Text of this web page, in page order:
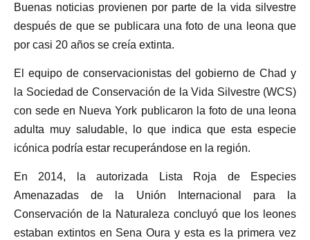
Buenas noticias provienen por parte de la vida silvestre
después de que se publicara una foto de una leona que
por casi 20 años se creía extinta.
El equipo de conservacionistas del gobierno de Chad y
la Sociedad de Conservación de la Vida Silvestre (WCS)
con sede en Nueva York publicaron la foto de una leona
adulta muy saludable, lo que indica que esta especie
icónica podría estar recuperándose en la región.
En 2014, la autorizada Lista Roja de Especies
Amenazadas de la Unión Internacional para la
Conservación de la Naturaleza concluyó que los leones
estaban extintos en Sena Oura y esta es la primera vez